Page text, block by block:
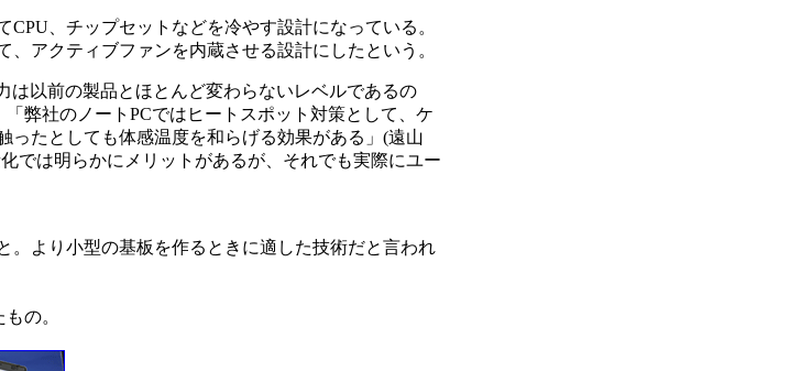
、チップセットなどを冷やす設計になっている。
アクティブファンを内蔵させる設計にしたという。
は以前の製品とほとんど変わらないレベルであるの
弊社のノートPCではヒートスポット対策として、ケ
たとしても体感温度を和らげる効果がある」(遠山
では明らかにメリットがあるが、それでも実際にユー
。より小型の基板を作るときに適した技術だと言われ
の。